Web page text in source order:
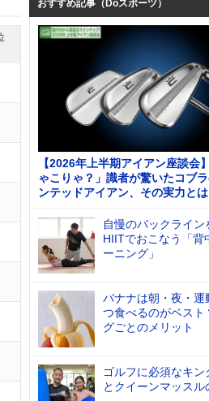
おすすめ記事（Doスポーツ）
【2026年上半期アイアン座談会
ゃこりゃ？」識者が驚いたコブ
ンテッドアイアン、その実力とは
自慢のバックライン
HIITでおこなう「背
ーニング」
バナナは朝・夜・運
つ食べるのがベスト
グごとのメリット
ゴルフに必須なキン
とクイーンマッスル